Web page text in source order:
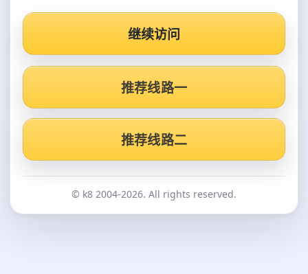
继续访问
推荐线路一
推荐线路二
© k8 2004-2026. All rights reserved.